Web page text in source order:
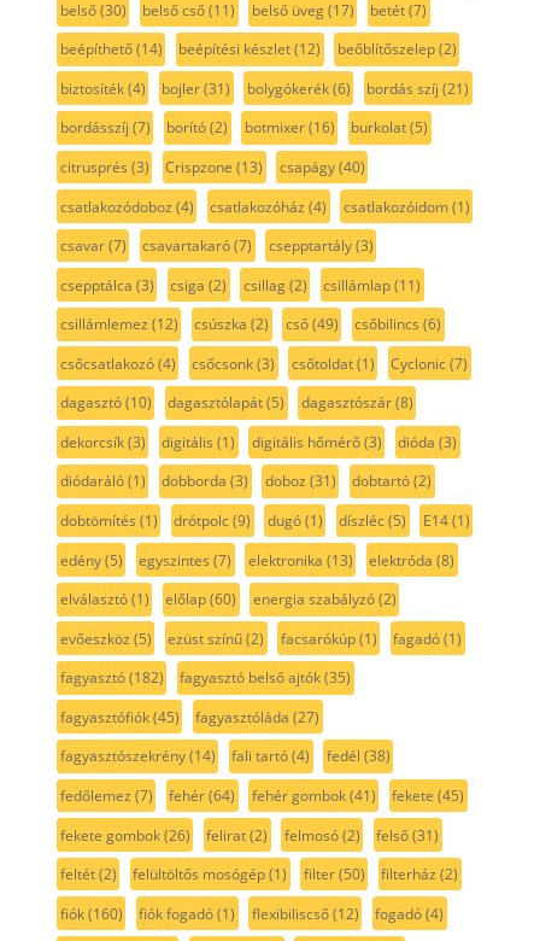
belső(30) belső cső(11) belső üveg(17) betét(7)
beépíthető(14) beépítési készlet(12) beőblítőszelep(2)
biztosíték(4) bojler(31) bolygókerék(6) bordás szíj (21)
bordásszíj (7) borító(2) botmixer(16) burkolat(5)
citrusprés (3) Crispzone (13) csapágy(40)
csatlakozódoboz (4) csatlakozóház (4) csatlakozóidom(1)
csavar(7) csavartakaró(7) csepptartály(3)
csepptálca (3) csiga (2) csillag(2) csillámlap(11)
csillámlemez (12) csúszka (2) cső(49) csőbilincs (6)
csőcsatlakozó(4) csőcsonk(3) csőtoldat(1) Cyclonic(7)
dagasztó(10) dagasztólapát(5) dagasztószár(8)
dekorcsík(3) digitális (1) digitális hőmérő(3) dióda (3)
diódaráló(1) dobborda (3) doboz (31) dobtartó(2)
dobtömítés (1) drótpolc(9) dugó(1) díszléc(5) E14(1)
edény(5) egyszintes (7) elektronika (13) elektróda (8)
elválasztó(1) előlap(60) energia szabályzó(2)
evőeszköz (5) ezüst színű(2) facsarókúp(1) fagadó(1)
fagyasztó(182) fagyasztó belső ajtók(35)
fagyasztófiók(45) fagyasztóláda (27)
fagyasztószekrény(14) fali tartó(4) fedél (38)
fedőlemez (7) fehér(64) fehér gombok(41) fekete (45)
fekete gombok(26) felirat(2) felmosó(2) felső(31)
feltét(2) felültöltős mosógép(1) filter(50) filterház (2)
fiók(160) fiók fogadó(1) flexibiliscső(12) fogadó(4)